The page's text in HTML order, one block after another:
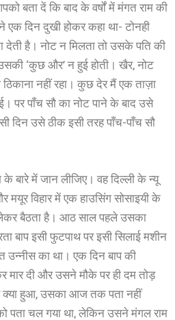
बता दें कि बाद के वर्षों में मंगत राम की
दिन दुखी होकर कहा था- टोनही
देती है। नोट न मिलता तो उसके पति की
‘कुछ और’ न हुई होती। खैर, नोट
नहीं रहा। कुछ देर मैं एक ताज़ा
पर पाँच सौ का नोट पाने के बाद उसे
दिन उसे ठीक इसी तरह पाँच-पाँच सौ
के बारे में जान लीजिए। वह दिल्ली के न्यू
विहार में एक हाउसिंग सोसाइयी के
बैठता है। आठ साल पहले उसका
बाप इसी फुटपाथ पर इसी सिलाई मशीन
का था। एक दिन बाप की
मार दी और उसने मौके पर ही दम तोड़
क्या हुआ, उसका आज तक पता नहीं
पता चल गया था, लेकिन उसने मंगल राम